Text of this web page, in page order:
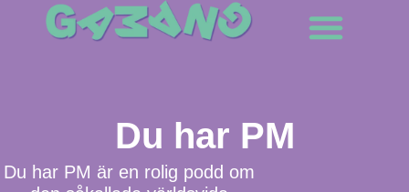
Du har PM
Du har PM är en rolig podd om